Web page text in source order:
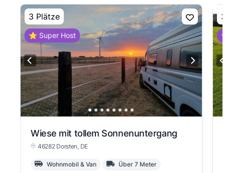
3 Plätze
⭐ Super Host
Wiese mit tollem Sonnenuntergang
46282 Dorsten, DE
Wohnmobil & Van Über 7 Meter